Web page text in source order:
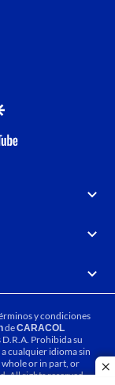
google
youtube-
y condiciones
deCARACOL
Prohibida su
cualquier idioma sin
or in part, or
All rights reserved